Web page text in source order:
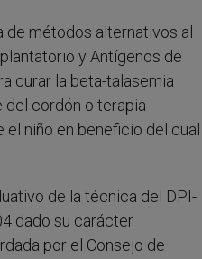
métodos alternativos al
y Antígenos de
curar la beta-talasemia
del cordón o terapia
niño en beneficio del cual
de la técnica del DPI-
dado su carácter
por el Consejo de